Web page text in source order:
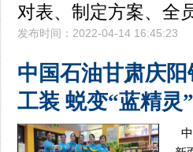
对表、制定方案、全
发布时间：2022-04-14 16:45:23
中国石油甘肃庆
工装 蜕变“蓝精灵”